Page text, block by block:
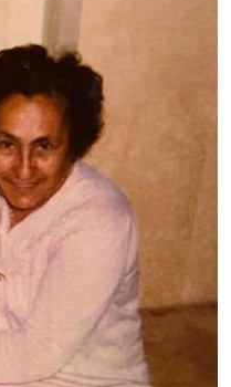
Le Ricette in TV
Primi Piatti
Ricette Facili e Veloci
Ricette Feste
Ricette per Bambini